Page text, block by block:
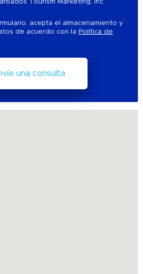
Tourism Marketing, Inc.
acepta el almacenamiento y
de acuerdo con la Política de